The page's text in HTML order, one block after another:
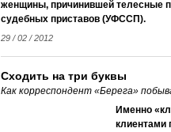
женщины, причинившей телесные
судебных приставов (УФССП).
29 / 02 / 2012
Сходить на три буквы
Как корреспондент «Берега»
Именно
клиентами